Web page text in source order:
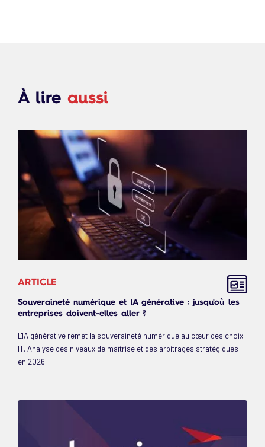
À lire aussi
ARTICLE
Souveraineté numérique et IA générative : jusqu'où les
entreprises doivent-elles aller ?
L'IA générative remet la souveraineté numérique au cœur des choix
IT. Analyse des niveaux de maîtrise et des arbitrages stratégiques
en 2026.